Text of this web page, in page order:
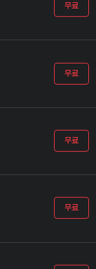
무료
무료
무료
무료